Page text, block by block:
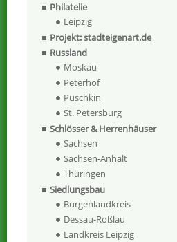
Philatelie
Leipzig
Projekt: stadteigenart.de
Russland
Moskau
Peterhof
Puschkin
St. Petersburg
Schlösser & Herrenhäuser
Sachsen
Sachsen-Anhalt
Thüringen
Siedlungsbau
Burgenlandkreis
Dessau-Roßlau
Landkreis Leipzig